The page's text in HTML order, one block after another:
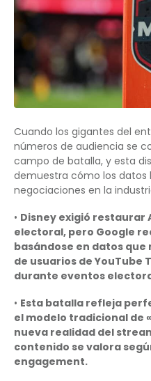
Cuando los gigantes del
números de audiencia se
campo de batalla, y esta
demuestra cómo los datos
negociaciones en la
• Disney exigió restaurar
electoral, pero Google
basándose en datos
de usuarios de YouTube
durante eventos
• Esta batalla refleja
el modelo tradicional de
nueva realidad del
contenido se valora
engagement.